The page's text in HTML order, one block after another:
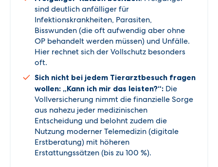
sind deutlich anfälliger für
Infektionskrankheiten, Parasiten,
Bisswunden (die oft aufwendig aber ohne
OP behandelt werden müssen) und Unfälle.
Hier rechnet sich der Vollschutz besonders
oft.
Sich nicht bei jedem Tierarztbesuch fragen
wollen: „Kann ich mir das leisten?“: Die
Vollversicherung nimmt die finanzielle Sorge
aus nahezu jeder medizinischen
Entscheidung und belohnt zudem die
Nutzung moderner Telemedizin (digitale
Erstberatung) mit höheren
Erstattungssätzen (bis zu 100 %).